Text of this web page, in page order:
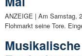
ANZEIGE | Am Samstag,
Flohmarkt seine Tore.
Musikalische